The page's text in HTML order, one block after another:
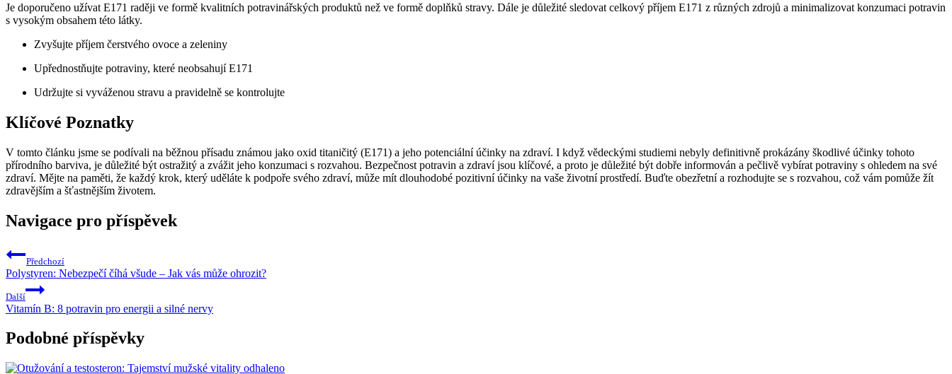
Je doporučeno užívat E171 raději ve formě kvalitních potravinářských produktů než ve formě doplňků stravy. Dále je důležité sledovat celkový příjem E171 z různých zdrojů a minimalizovat konzumaci potravin
s vysokým obsahem této látky.
Zvyšujte příjem čerstvého ovoce a zeleniny
Upřednostňujte potraviny, které neobsahují E171
Udržujte si vyváženou stravu a pravidelně se kontrolujte
Klíčové Poznatky
V tomto článku jsme se podívali na běžnou přísadu známou jako oxid titaničitý (E171) a jeho potenciální účinky na zdraví. I když vědeckými studiemi nebyly definitivně prokázány škodlivé účinky tohoto
přírodního barviva, je důležité být ostražitý a zvážit jeho konzumaci s rozvahou. Bezpečnost potravin a zdraví jsou klíčové, a proto je důležité být dobře informován a pečlivě vybírat potraviny s ohledem na své
zdraví. Mějte na paměti, že každý krok, který uděláte k podpoře svého zdraví, může mít dlouhodobé pozitivní účinky na vaše životní prostředí. Buďte obezřetní a rozhodujte se s rozvahou, což vám pomůže žít
zdravějším a šťastnějším životem.
Navigace pro příspěvek
Předchozí
Polystyren: Nebezpečí číhá všude – Jak vás může ohrozit?
Další
Vitamín B: 8 potravin pro energii a silné nervy
Podobné příspěvky